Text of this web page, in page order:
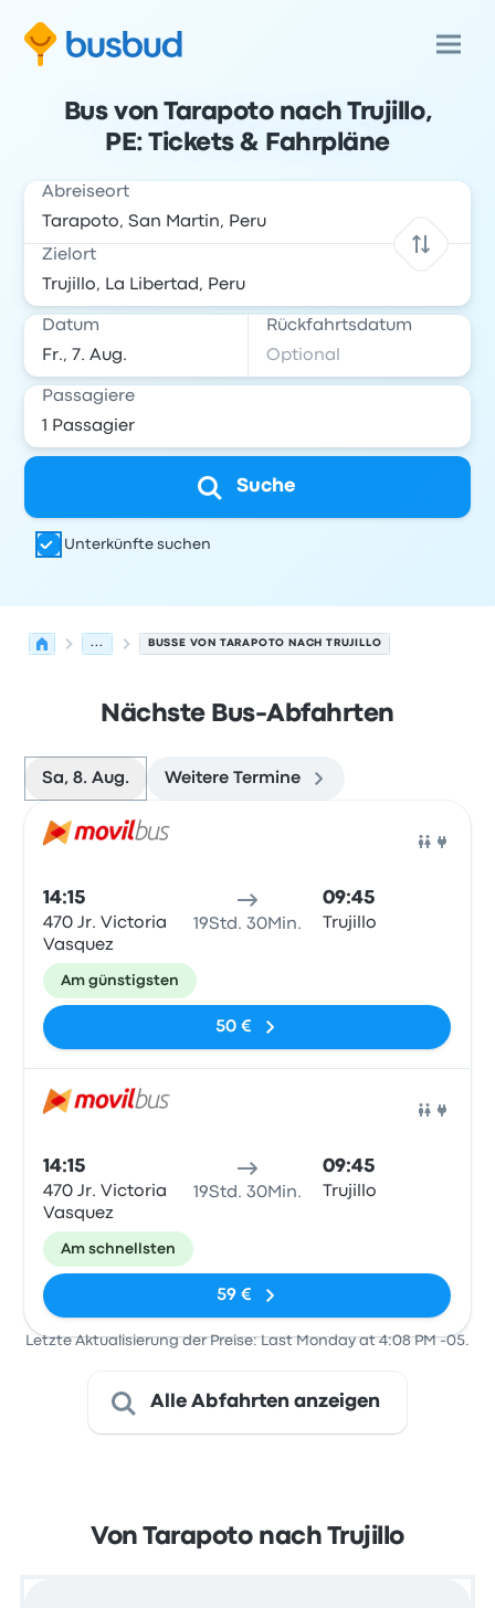
Bus von Tarapoto nach Trujillo,
PE: Tickets & Fahrpläne
Abreiseort
Zielort
Datum Rückfahrtsdatum
Passagiere
Suche
Unterkünfte suchen
... BUSSE VON TARAPOTO NACH TRUJILLO
Nächste Bus-Abfahrten
Sa, 8. Aug. Weitere Termine
14:15
470 Jr. Victoria
Vasquez
19Std. 30Min.
09:45
Trujillo
Am günstigsten
50 €
14:15
470 Jr. Victoria
Vasquez
19Std. 30Min.
09:45
Trujillo
Am schnellsten
59 €
Letzte Aktualisierung der Preise: Last Monday at 4:08 PM -05.
Alle Abfahrten anzeigen
Von Tarapoto nach Trujillo